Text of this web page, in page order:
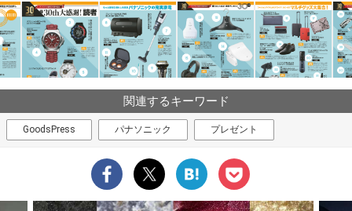
関連するキーワード
GoodsPress パナソニック プレゼント